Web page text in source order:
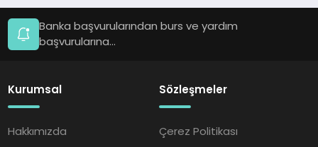
Banka başvurularından burs ve yardım
başvurularına...
Kurumsal
Hakkımızda
Sözleşmeler
Çerez Politikası